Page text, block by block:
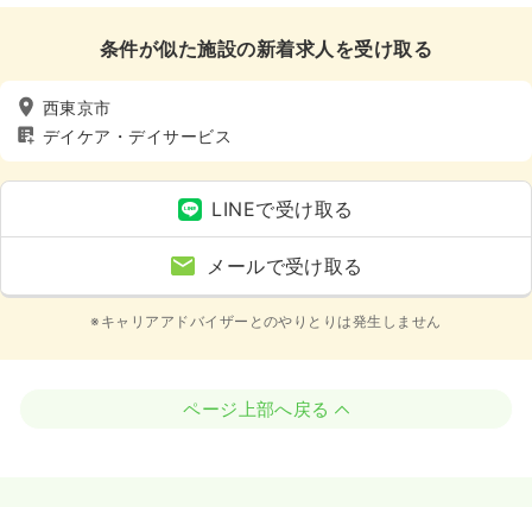
条件が似た施設の新着求人を受け取る
西東京市
デイケア・デイサービス
LINEで受け取る
メールで受け取る
※キャリアアドバイザーとのやりとりは発生しません
ページ上部へ戻る